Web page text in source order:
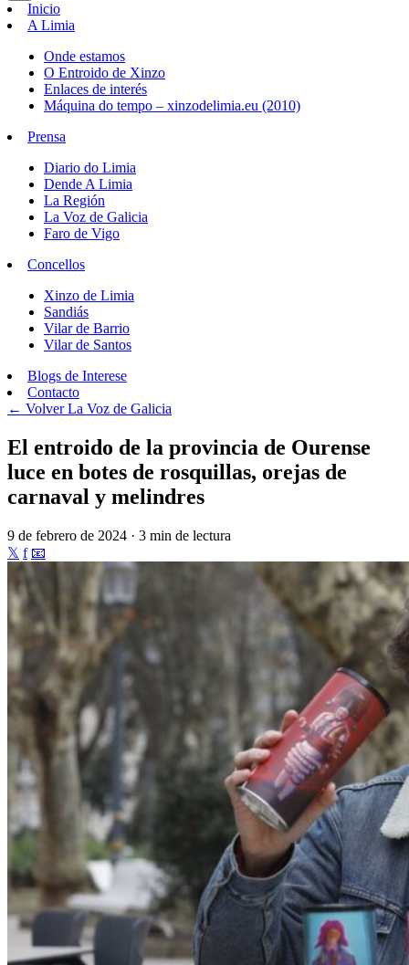
Inicio
A Limia
Onde estamos
O Entroido de Xinzo
Enlaces de interés
Máquina do tempo – xinzodelimia.eu (2010)
Prensa
Diario do Limia
Dende A Limia
La Región
La Voz de Galicia
Faro de Vigo
Concellos
Xinzo de Limia
Sandiás
Vilar de Barrio
Vilar de Santos
Blogs de Interese
Contacto
← VolverLa Voz de Galicia
El entroido de la provincia de Ourense
luce en botes de rosquillas, orejas de
carnaval y melindres
9 de febrero de 2024 · 3 min de lectura
𝕏 f 📧